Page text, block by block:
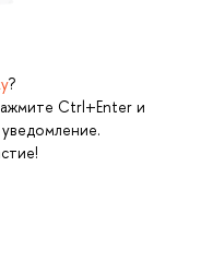
?
Ctrl+Enter и